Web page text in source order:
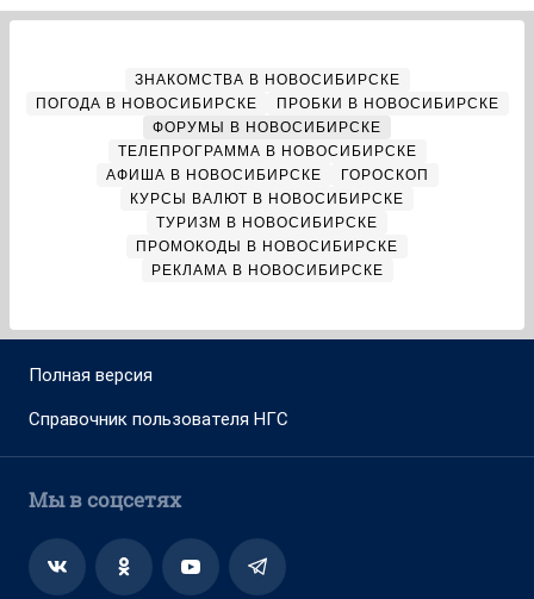
ЗНАКОМСТВА В НОВОСИБИРСКЕ
ПОГОДА В НОВОСИБИРСКЕ
ПРОБКИ В НОВОСИБИРСКЕ
ФОРУМЫ В НОВОСИБИРСКЕ
ТЕЛЕПРОГРАММА В НОВОСИБИРСКЕ
АФИША В НОВОСИБИРСКЕ
ГОРОСКОП
КУРСЫ ВАЛЮТ В НОВОСИБИРСКЕ
ТУРИЗМ В НОВОСИБИРСКЕ
ПРОМОКОДЫ В НОВОСИБИРСКЕ
РЕКЛАМА В НОВОСИБИРСКЕ
Полная версия
Справочник пользователя НГС
Мы в соцсетях